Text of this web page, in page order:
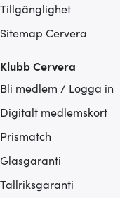
Tillgänglighet
Sitemap Cervera
Klubb Cervera
Bli medlem / Logga in
Digitalt medlemskort
Prismatch
Glasgaranti
Tallriksgaranti